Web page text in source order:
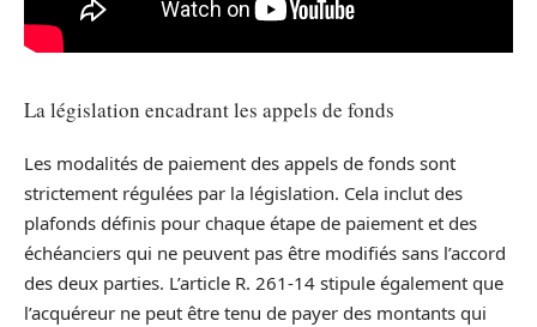
La législation encadrant les appels de fonds
Les modalités de paiement des appels de fonds sont
strictement régulées par la législation. Cela inclut des
plafonds définis pour chaque étape de paiement et des
échéanciers qui ne peuvent pas être modifiés sans l’accord
des deux parties. L’article R. 261-14 stipule également que
l’acquéreur ne peut être tenu de payer des montants qui